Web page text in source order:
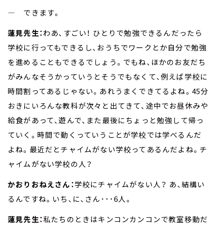
― できます。
蓮見先生：わあ、すごい！ ひとりで勉強できるんだったら
学校に行ってもできるし、おうちでワークとか自分で勉強
を進めることもできるでしょう。でもね、ほかのお友だち
がみんなそうかっていうとそうでもなくて、例えば学校に
時間割ってあるじゃない。あれうまくできてるよね。45分
おきにいろんな教科が次々と出てきて、途中でお昼休みや
給食があって、遊んで、また最後にちょっと勉強して帰っ
ていく。時間で動くっていうことが学校では学べるんだ
よね。最近だとチャイムがない学校ってあるんだよね。チ
ャイムがない学校の人？
かおりおねえさん：学校にチャイムがない人？ あ、結構い
るんですね。いち、に、さん･･･6人。
蓮見先生：私たちのときはキンコンカンコンで教室移動だ